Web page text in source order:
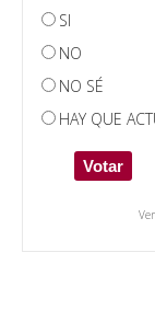
SI
NO
NO SÉ
HAY QUE